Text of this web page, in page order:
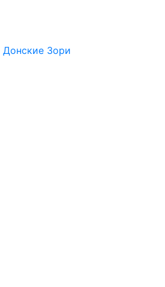
Донские Зори